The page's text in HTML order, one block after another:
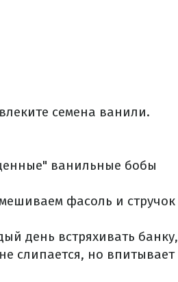
семена ванили.
ванильные бобы
фасоль и стручок
день встряхивать банку,
слипается, но впитывает